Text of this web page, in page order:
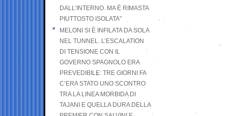
DALL’INTERNO. MA È RIMASTA
PIUTTOSTO ISOLATA”
MELONI SI È INFILATA DA SOLA
NEL TUNNEL. L’ESCALATION
DI TENSIONE CON IL
GOVERNO SPAGNOLO ERA
PREVEDIBILE: TRE GIORNI FA
C’ERA STATO UNO SCONTRO
TRA LA LINEA MORBIDA DI
TAJANI E QUELLA DURA DELLA